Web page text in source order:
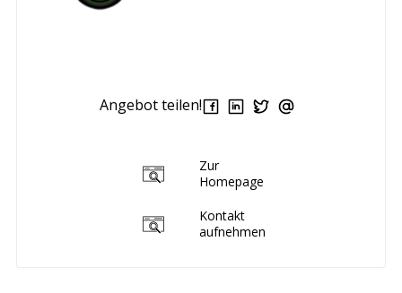
Angebot teilen!
Zur
Homepage
Kontakt
aufnehmen